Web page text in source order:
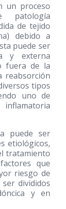
un proceso
patología
de tejido
debido a
puede ser
y externa
fuera de la
reabsorción
tipos
uno de
puede ser
etiológicos,
tratamiento
que
riesgo de
divididos
y en